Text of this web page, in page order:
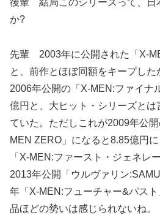
後輩 結局このシリーズって、日
か?
先輩 2003年に公開された「X-
と、前作とほぼ同額をキープした
2006年公開の「X-MEN:ファイナ
億円と、大ヒット・シリーズとは
ていた。ただしこれが2009年公
MEN ZERO」になると8.85億円
「X-MEN:ファースト・ジェネレ
2013年公開「ウルヴァリン
年「X-MEN:フューチャー&パス
品ほどの勢いは感じられないね。